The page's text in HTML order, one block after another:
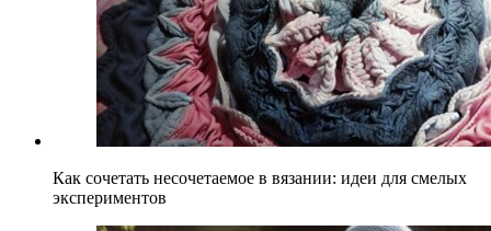
Как сочетать несочетаемое в вязании: идеи для смелых
экспериментов